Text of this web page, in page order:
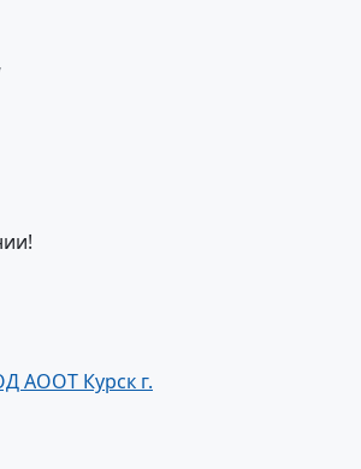
АООТ Курск г.